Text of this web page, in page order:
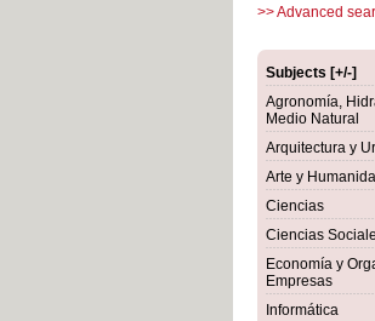
>> Advanced
Subjects [+/-]
Agronomía,
Medio Natural
Arquitectura y
Arte y
Ciencias
Ciencias
Economía y
Empresas
Informática